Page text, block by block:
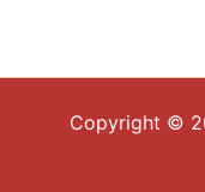
Copyright ©